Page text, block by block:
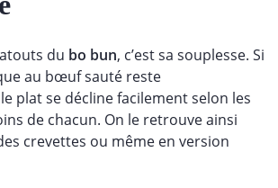
du bo bun, c’est sa souplesse. Si
au bœuf sauté reste
plat se décline facilement selon les
de chacun. On le retrouve ainsi
crevettes ou même en version